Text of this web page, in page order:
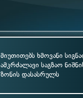
მიუთითებს ხმოვანი
ამკრძალავი საგზაო
ზონის დასასრულს